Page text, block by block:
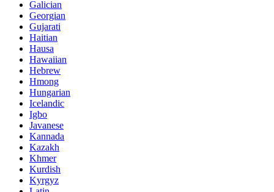
Galician
Georgian
Gujarati
Haitian
Hausa
Hawaiian
Hebrew
Hmong
Hungarian
Icelandic
Igbo
Javanese
Kannada
Kazakh
Khmer
Kurdish
Kyrgyz